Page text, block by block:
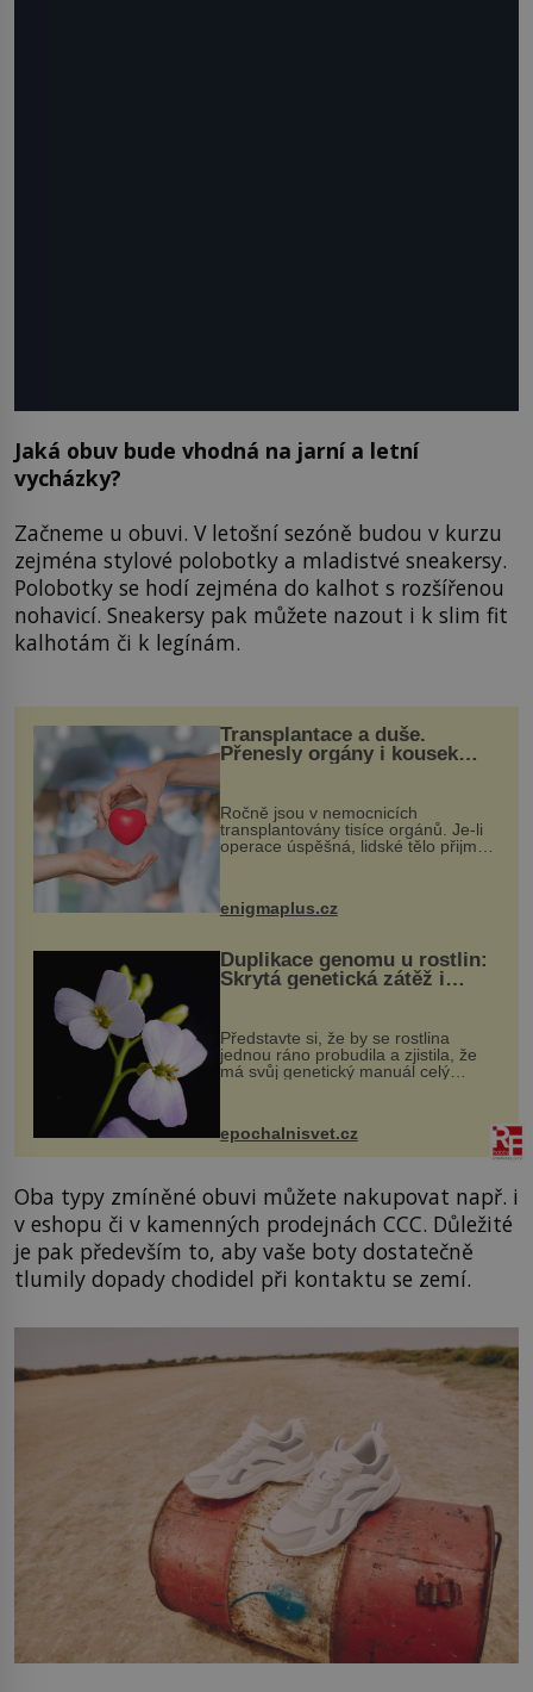
Jaká obuv bude vhodná na jarní a letní
vycházky?
Začneme u obuvi. V letošní sezóně budou v kurzu
zejména stylové polobotky a mladistvé sneakersy.
Polobotky se hodí zejména do kalhot s rozšířenou
nohavicí. Sneakersy pak můžete nazout i k slim fit
kalhotám či k legínám.
Transplantace a duše.
Přenesly orgány i kousek
Ročně jsou v nemocnicích
transplantovány tisíce orgánů. Je-li
operace úspěšná, lidské tělo přijme
enigmaplus.cz
Duplikace genomu u rostlin:
Skrytá genetická zátěž i
Představte si, že by se rostlina
jednou ráno probudila a zjistila, že
má svůj genetický manuál celý
vstupenka...
epochalnisvet.cz
Oba typy zmíněné obuvi můžete nakupovat např. i
v eshopu či v kamenných prodejnách CCC. Důležité
je pak především to, aby vaše boty dostatečně
tlumily dopady chodidel při kontaktu se zemí.